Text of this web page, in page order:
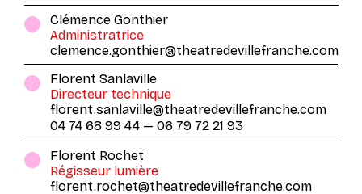
Clémence Gonthier
Administratrice
clemence.gonthier@theatredevillefranche.com
Florent Sanlaville
Directeur technique
florent.sanlaville@theatredevillefranche.com
04 74 68 99 44 — 06 79 72 21 93
Florent Rochet
Régisseur lumière
florent.rochet@theatredevillefranche.com